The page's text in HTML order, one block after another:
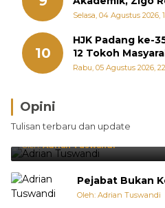
Diperjuangkan di
Selasa, 04 Agustus 2026,
10
HJK Padang ke-
12 Tokoh
Penghargaan
Rabu, 05 Agustus 2026,
Opini
Tulisan terbaru dan update
Brasil Lebih Diunggulkan,
Punya Cara Membuat
Oleh:Adrian Tuswandi
Pejabat Bukan
Oleh: Adrian Tuswandi